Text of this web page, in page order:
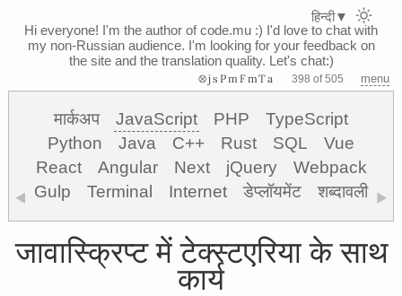
Hi everyone! I'm the author of code.mu :) I'd love to chat with
my non-Russian audience. I'm looking for your feedback on
the site and the translation quality. Let's chat:)
⊗jsPmFmTa 398 of 505 menu
मार्कअप JavaScript PHP
TypeScript
Python
Java C++ Rust SQL
Vue
React
Angular Next jQuery
Webpack
Gulp
Terminal Internet डेप्लॉयमेंट शब्दावली
◀ ▶
जावास्क्रिप्ट में टेक्स्टएरिया के साथ
कार्य
हिन्दी▼